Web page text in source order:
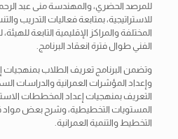
للمرصد الحضري، والمهندسة منى عبد
للاستراتيجية، بمتابعة فعاليات التدريب
المختلفة والمراكز الإقليمية التابعة
الفني طوال فترة انعقاد البرنامج.
وتضمن البرنامج تعريف الطلاب بمنهجيات
وإعداد المؤشرات العمرانية والدراسات
التعريف بمنهجيات إعداد المخططات
المستويات التخطيطية، وشرح بعض مواد
التخطيط والتنمية العمرانية.